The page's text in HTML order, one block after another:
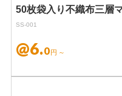
50枚袋入り不織布三層
SS-001
@6.0円～